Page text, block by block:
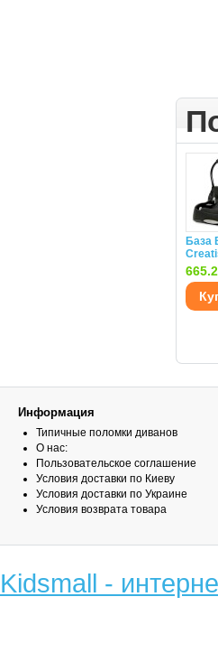
База
Информация
Типичные поломки диванов
О нас:
Пользовательское соглашение
Условия доставки по Киеву
Условия доставки по Украине
Условия возврата товара
Kidsmall -